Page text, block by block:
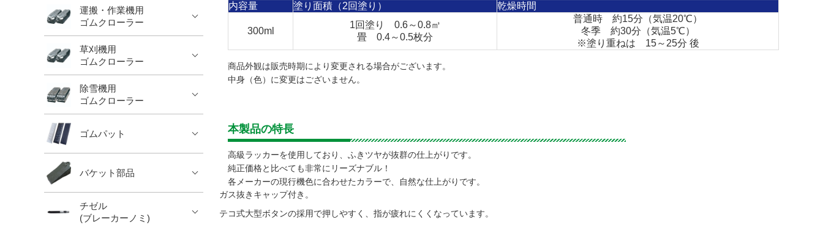
内容量 塗り面積（2回塗り） 乾燥時間
300ml
1回塗り 0.6～0.8㎥
畳 0.4～0.5枚分
普通時 約15分（気温20℃）
冬季 約30分（気温5℃）
※塗り重ねは 15～25分 後
商品外観は販売時期により変更される場合がございます。
中身（色）に変更はございません。
本製品の特長
高級ラッカーを使用しており、ふきツヤが抜群の仕上がりです。
純正価格と比べても非常にリーズナブル！
各メーカーの現行機色に合わせたカラーで、自然な仕上がりです。
ガス抜きキャップ付き。
テコ式大型ボタンの採用で押しやすく、指が疲れにくくなっています。
運搬・作業機用
ゴムクローラー
草刈機用
ゴムクローラー
除雪機用
ゴムクローラー
ゴムパット
バケット部品
チゼル
(ブレーカーノミ)